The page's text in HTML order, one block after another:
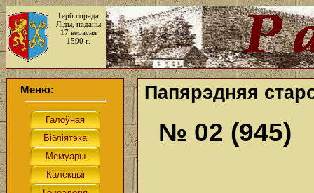
Герб горада
Ліды, наданы
17 верасня
1590 г.
Меню: Папярэдняя
№ 02 (945)